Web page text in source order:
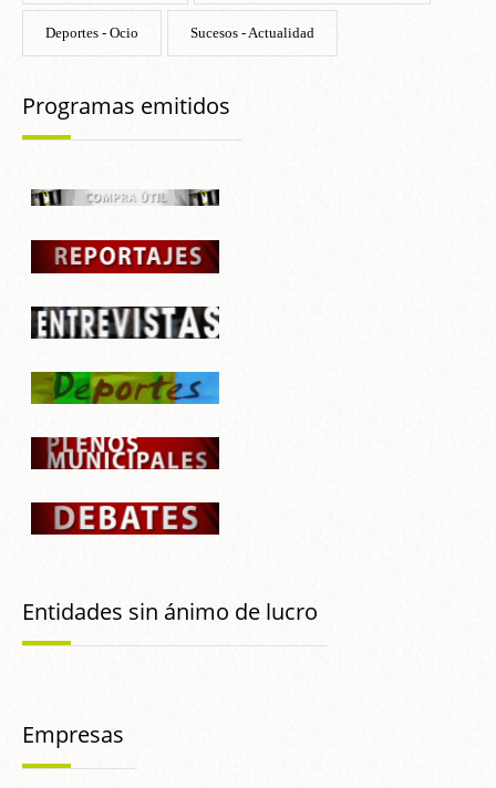
Deportes - Ocio Sucesos - Actualidad
Programas emitidos
Entidades sin ánimo de lucro
Empresas